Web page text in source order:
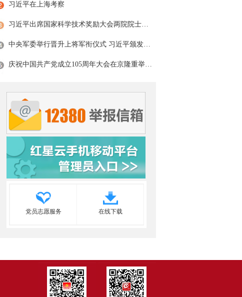
习近平在上海考察
习近平出席国家科学技术奖励大会两院院士大会中国科协第十一次全国代表大会并发表重要讲话
中央军委举行晋升上将军衔仪式 习近平颁发命令状并向晋衔的军官表示祝贺
庆祝中国共产党成立105周年大会在京隆重举行 习近平发表重要讲话
党员志愿服务 在线下载